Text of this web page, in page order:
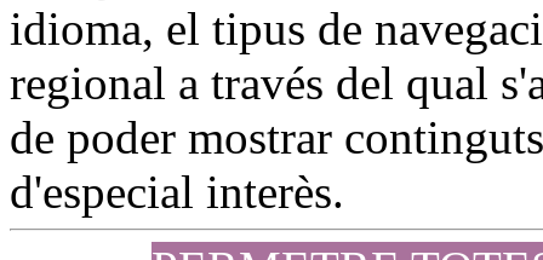
idioma, el tipus de
regional a través del qual
de poder mostrar
d'especial interès.